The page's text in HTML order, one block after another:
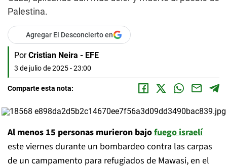
Palestina.
Agregar El Desconcierto en
Por Cristian Neira - EFE
3 de julio de 2025 - 23:00
Comparte esta nota:
Al menos 15 personas murieron bajofuego israelí
este viernes durante un bombardeo contra las carpas
de un campamento para refugiados de Mawasi, en el